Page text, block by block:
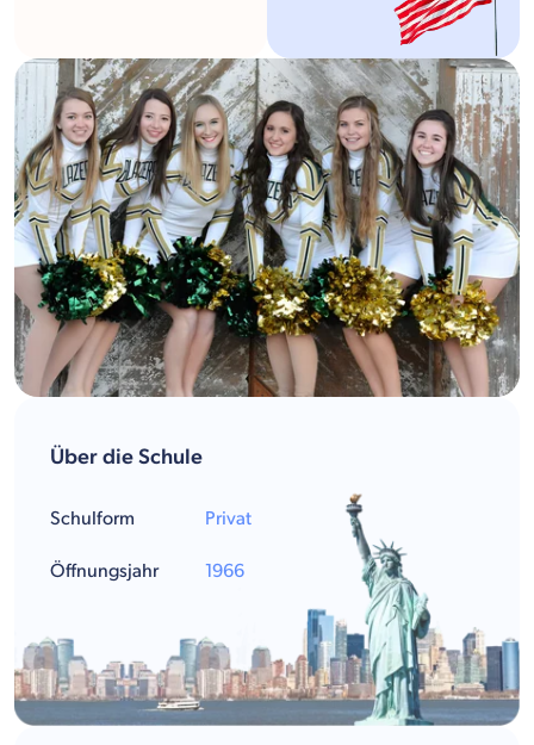
Über die Schule
Schulform
Öffnungsjahr
Privat
1966